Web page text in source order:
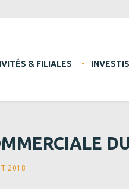
& FILIALES
2018